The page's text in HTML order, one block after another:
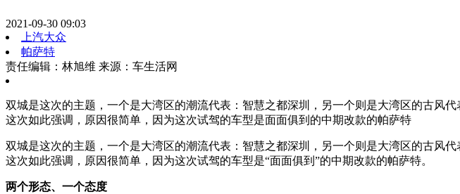
2021-09-30 09:03
上汽大众
帕萨特
责任编辑：林旭维 来源：车生活网
双城是这次的主题，一个是大湾区的潮流代表：智慧之都深圳，另一个则是大湾区的古风
这次如此强调，原因很简单，因为这次试驾的车型是面面俱到的中期改款的帕萨特
双城是这次的主题，一个是大湾区的潮流代表：智慧之都深圳，另一个则是大湾区的古风
这次如此强调，原因很简单，因为这次试驾的车型是“面面俱到”的中期改款的帕萨特。
两个形态、一个态度